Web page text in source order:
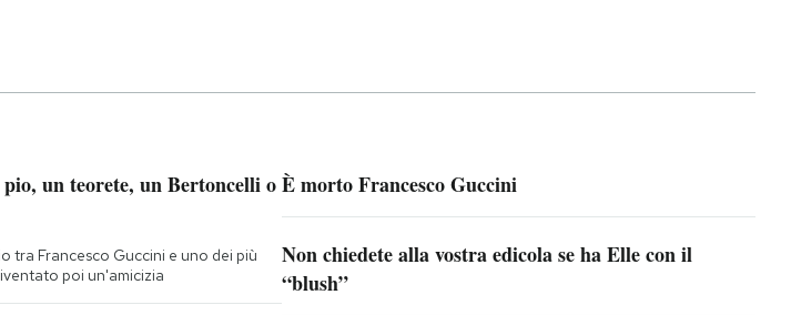
un teorete, un Bertoncelli o
tra Francesco Guccini e uno dei più
poi un'amicizia
È morto Francesco Guccini
Non chiedete alla vostra edicola se ha Elle con il
“blush”